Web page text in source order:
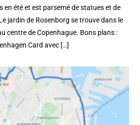
en été et est parsemé de statues et de
jardin de Rosenborg se trouve dans le
centre de Copenhague. Bons plans :
Card avec […]